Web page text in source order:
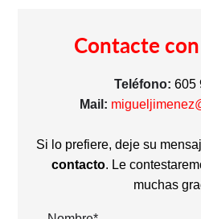
Contacte
Teléfono: 605
Mail:
Si lo prefiere, deje su
contacto. Le
muchas